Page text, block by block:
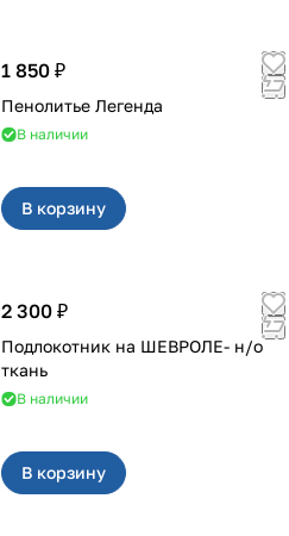
1 850 ₽
Пенолитье Легенда
В наличии
В корзину
2 300 ₽
Подлокотник на ШЕВРОЛЕ- н/о
ткань
В наличии
В корзину